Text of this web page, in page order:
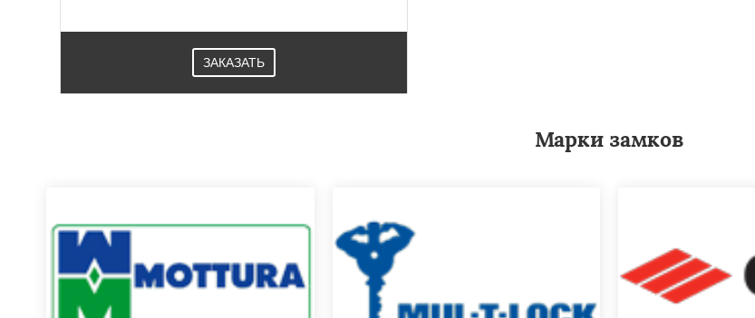
ЗАКАЗАТЬ
Марки замков